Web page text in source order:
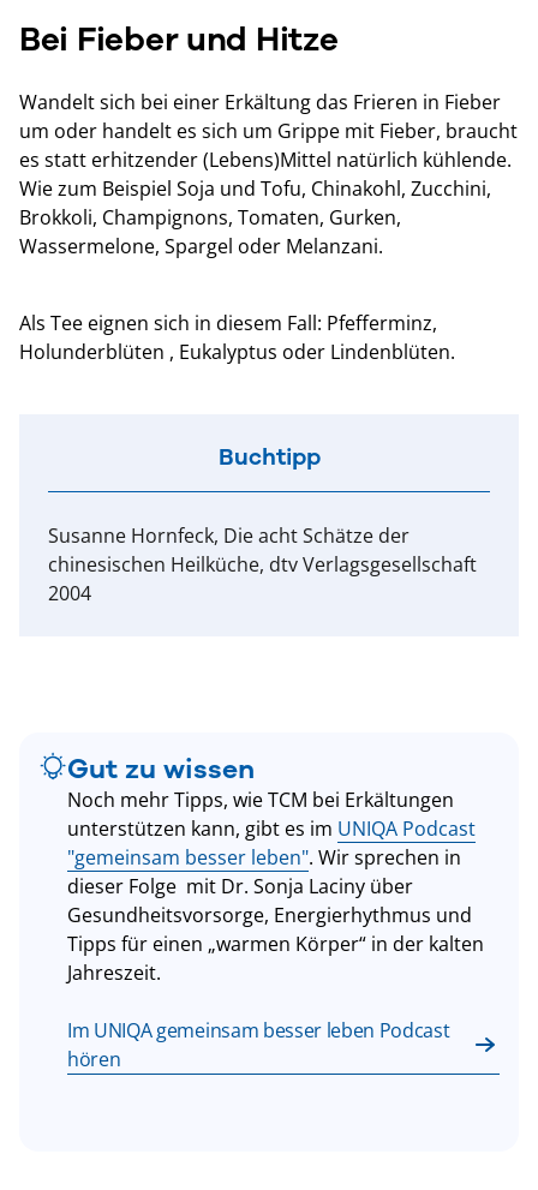
Bei Fieber und Hitze
Wandelt sich bei einer Erkältung das Frieren in Fieber
um oder handelt es sich um Grippe mit Fieber, braucht
es statt erhitzender (Lebens)Mittel natürlich kühlende.
Wie zum Beispiel Soja und Tofu, Chinakohl, Zucchini,
Brokkoli, Champignons, Tomaten, Gurken,
Wassermelone, Spargel oder Melanzani.
Als Tee eignen sich in diesem Fall: Pfefferminz,
Holunderblüten , Eukalyptus oder Lindenblüten.
Buchtipp
Susanne Hornfeck, Die acht Schätze der
chinesischen Heilküche, dtv Verlagsgesellschaft
2004
Gut zu wissen
Noch mehr Tipps, wie TCM bei Erkältungen
unterstützen kann, gibt es im UNIQA Podcast
"gemeinsam besser leben". Wir sprechen in
dieser Folge mit Dr. Sonja Laciny über
Gesundheitsvorsorge, Energierhythmus und
Tipps für einen „warmen Körper“ in der kalten
Jahreszeit.
Im UNIQA gemeinsam besser leben Podcast
hören